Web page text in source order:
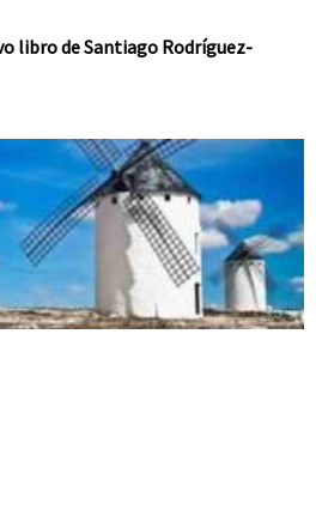
libro de Santiago Rodríguez-